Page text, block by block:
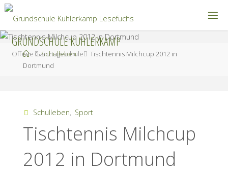
Zum
Inhalt
springen
GRUNDSCHULE KUHLERKAMP
Offene Ganztagsschule
StartSchulleben
Tischtennis Milchcup 2012 in
Dortmund
Schulleben, Sport
Tischtennis Milchcup
2012 in Dortmund